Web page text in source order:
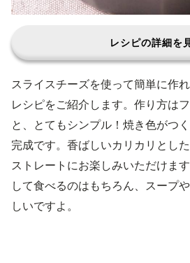
レシピの詳細を
スライスチーズを使って簡単に作
レシピをご紹介します。作り方は
と、とてもシンプル！焼き色がつ
完成です。香ばしいカリカリとし
ストレートにお楽しみいただけま
して食べるのはもちろん、スープ
しいですよ。